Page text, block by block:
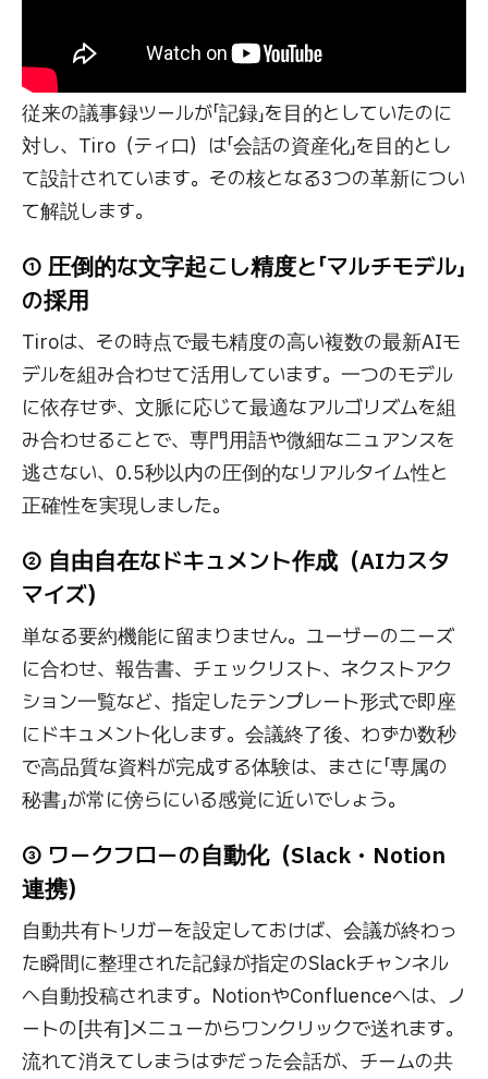
従来の議事録ツールが「記録」を目的としていたのに
対し、Tiro（ティロ）は「会話の資産化」を目的とし
て設計されています。その核となる3つの革新につい
て解説します。
① 圧倒的な文字起こし精度と「マルチモデル」
の採用
Tiroは、その時点で最も精度の高い複数の最新AIモ
デルを組み合わせて活用しています。一つのモデル
に依存せず、文脈に応じて最適なアルゴリズムを組
み合わせることで、専門用語や微細なニュアンスを
逃さない、0.5秒以内の圧倒的なリアルタイム性と
正確性を実現しました。
② 自由自在なドキュメント作成（AIカスタ
マイズ）
単なる要約機能に留まりません。ユーザーのニーズ
に合わせ、報告書、チェックリスト、ネクストアク
ション一覧など、指定したテンプレート形式で即座
にドキュメント化します。会議終了後、わずか数秒
で高品質な資料が完成する体験は、まさに「専属の
秘書」が常に傍らにいる感覚に近いでしょう。
③ ワークフローの自動化（Slack・Notion
連携）
自動共有トリガーを設定しておけば、会議が終わっ
た瞬間に整理された記録が指定のSlackチャンネル
へ自動投稿されます。NotionやConfluenceへは、ノ
ートの[共有]メニューからワンクリックで送れます。
流れて消えてしまうはずだった会話が、チームの共